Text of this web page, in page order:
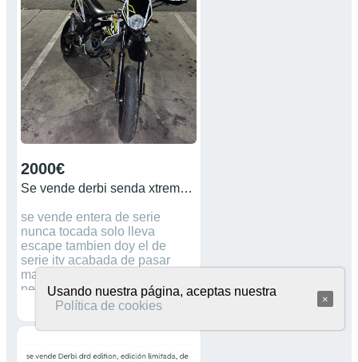
PREGUNTAR SIN
COMPROMISOS Y MANDO
MÁS FOTOS DE LA MOTO
2000€
Se vende derbi senda xtreme sm año 2017
se vende entera de serie
nunca tocada solo lleva
escape tambien doy el de
serie itv acabada de pasar
mas preguntas ablarme no
negociable
Usando nuestra página, aceptas nuestra
Política de cookies
×